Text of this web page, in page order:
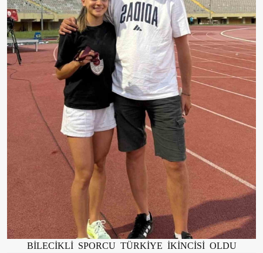
BİLECİKLİ SPORCU TÜRKİYE İKİNCİSİ OLDU